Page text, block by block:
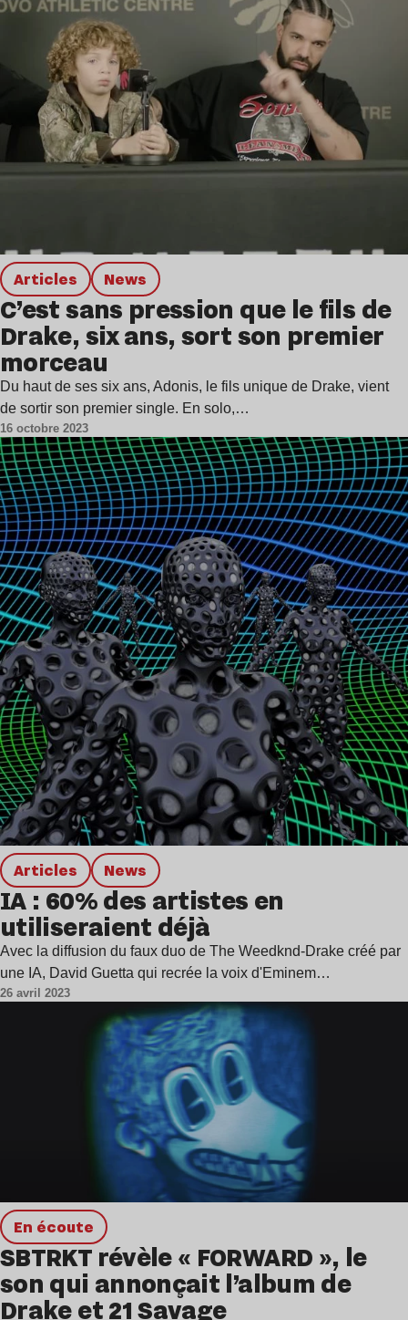
Articles news
C’est sans pression que le fils de
Drake, six ans, sort son premier
morceau
Du haut de ses six ans, Adonis, le fils unique de Drake, vient
de sortir son premier single. En solo,…
16 octobre 2023
Articles news
IA : 60% des artistes en
utiliseraient déjà
Avec la diffusion du faux duo de The Weedknd-Drake créé par
une IA, David Guetta qui recrée la voix d'Eminem…
26 avril 2023
en écoute
SBTRKT révèle « FORWARD », le
son qui annonçait l’album de
Drake et 21 Savage